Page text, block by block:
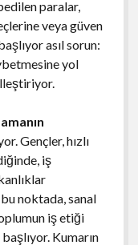
paralar,
veya güven
asıl sorun:
yol
Gençler, hızlı
iş
noktada, sanal
iş etiği
Kumarın